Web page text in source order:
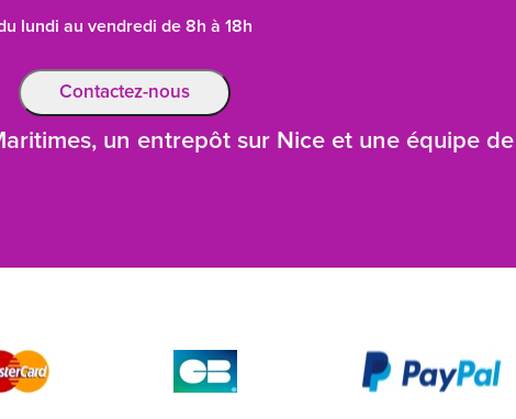
lundi au vendredi de 8h à 18h
Contactez-nous
un entrepôt sur Nice et une équipe